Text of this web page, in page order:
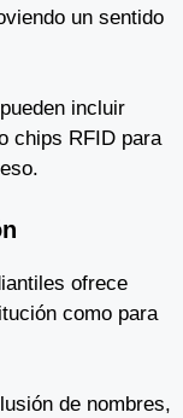
un sentido
incluir
chips RFID para
ofrece
como para
de nombres,